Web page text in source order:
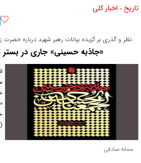
تاریخ » اخبار کلی
نظر و گذری بر گزیده بیانات رهبر شهید درباره
«جاذبه حسینی» جاری در بستر
سمانه صادقی